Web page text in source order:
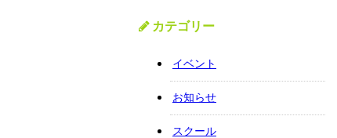
カテゴリー
イベント
お知らせ
スクール